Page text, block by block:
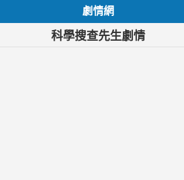
劇情網
科學搜查先生劇情